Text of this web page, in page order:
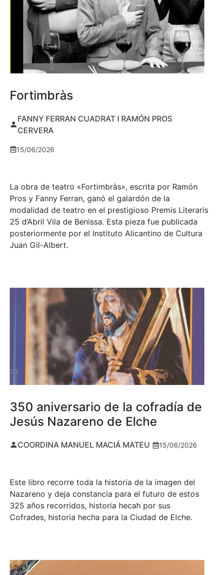
Fortimbràs
FANNY FERRAN CUADRAT I RAMÓN PROS
CERVERA
15/06/2026
La obra de teatro «Fortimbràs», escrita por Ramón
Pros y Fanny Ferran, ganó el galardón de la
modalidad de teatro en el prestigioso Premis Literaris
25 d’Abril Vila de Benissa. Esta pieza fue publicada
posteriormente por el Instituto Alicantino de Cultura
Juan Gil-Albert.
350 aniversario de la cofradía de
Jesús Nazareno de Elche
COORDINA MANUEL MACIÁ MATEU 15/06/2026
Este libro recorre toda la historia de la imagen del
Nazareno y deja constancia para el futuro de estos
325 años recorridos, historia hecah por sus
Cofrades, historia hecha para la Ciudad de Elche.